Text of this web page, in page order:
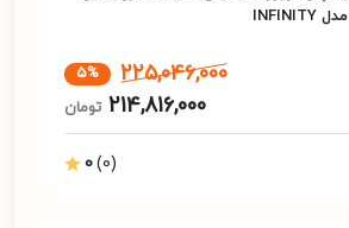
مدل INFINITY
225,046,000
5%
214,816,000 تومان
0(0)